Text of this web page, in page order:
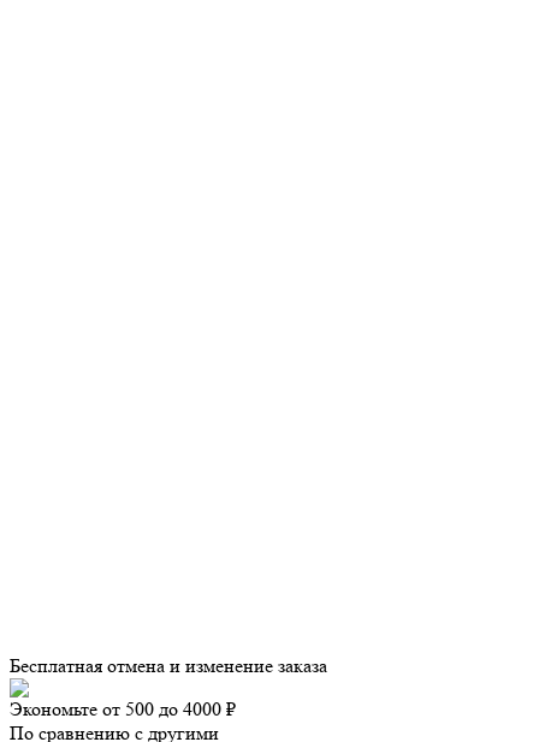
Бесплатная отмена и изменение заказа
Экономьте от 500 до 4000 ₽
По сравнению с другими